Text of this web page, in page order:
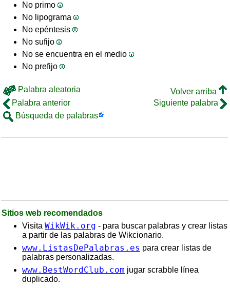
No primo
No lipograma
No epéntesis
No sufijo
No se encuentra en el medio
No prefijo
Palabra aleatoria
Volver arriba
Palabra anterior
Siguiente palabra
Búsqueda de palabras
Sitios web recomendados
Visita WikWik.org - para buscar palabras y crear listas
a partir de las palabras de Wikcionario.
www.ListasDePalabras.es para crear listas de
palabras personalizadas.
www.BestWordClub.com jugar scrabble línea
duplicado.